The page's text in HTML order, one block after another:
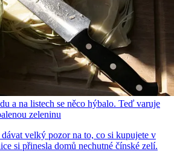
a na listech se něco hýbalo. Teď varuje
zeleninu
velký pozor na to, co si kupujete v
si přinesla domů nechutné čínské zelí.